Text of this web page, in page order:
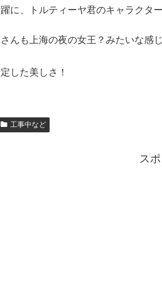
に、トルティーヤ君のキャラクタ
んも上海の夜の女王？みたいな感
した美しさ！
工事中など
ス